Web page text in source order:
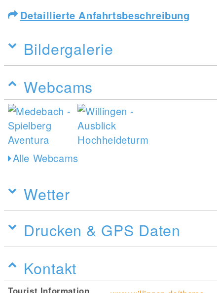
Detaillierte Anfahrtsbeschreibung
Bildergalerie
Webcams
Alle Webcams
Wetter
Drucken & GPS Daten
Kontakt